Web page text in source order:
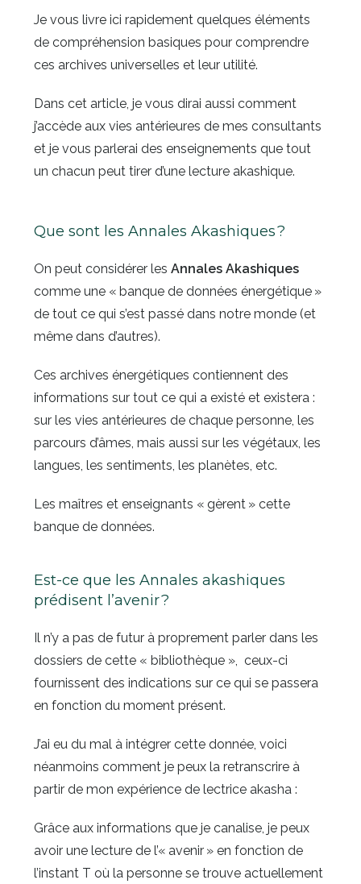
Je vous livre ici rapidement quelques éléments
de compréhension basiques pour comprendre
ces archives universelles et leur utilité.
Dans cet article, je vous dirai aussi comment
j’accède aux vies antérieures de mes consultants
et je vous parlerai des enseignements que tout
un chacun peut tirer d’une lecture akashique.
Que sont les Annales Akashiques ?
On peut considérer lesAnnales Akashiques
comme une « banque de données énergétique »
de tout ce qui s’est passé dans notre monde (et
même dans d’autres).
Ces archives énergétiques contiennent des
informations sur tout ce qui a existé et existera :
sur les vies antérieures de chaque personne, les
parcours d’âmes, mais aussi sur les végétaux, les
langues, les sentiments, les planètes, etc.
Les maîtres et enseignants « gèrent » cette
banque de données.
Est-ce que les Annales akashiques
prédisent l’avenir ?
Il n’y a pas de futur à proprement parler dans les
dossiers de cette « bibliothèque », ceux-ci
fournissent des indications sur ce qui se passera
en fonction du moment présent.
J’ai eu du mal à intégrer cette donnée, voici
néanmoins comment je peux la retranscrire à
partir de mon expérience de lectrice akasha :
Grâce aux informations que je canalise, je peux
avoir une lecture de l’« avenir » en fonction de
l’instant T où la personne se trouve actuellement